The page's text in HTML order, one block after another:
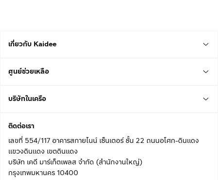
เกี่ยวกับ Kaidee
ศูนย์ช่วยเหลือ
บริษัทในเครือ
ติดต่อเรา
เลขที่ 554/117 อาคารสกายไนน์ เซ็นเตอร์ ชั้น 22 ถนนอโศก-ดินแดง
แขวงดินแดง เขตดินแดง
บริษัท เคดี มาร์เก็ตเพลส จำกัด (สำนักงานใหญ่)
กรุงเทพมหานคร 10400